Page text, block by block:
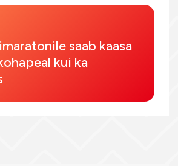
saab kaasa
kui ka